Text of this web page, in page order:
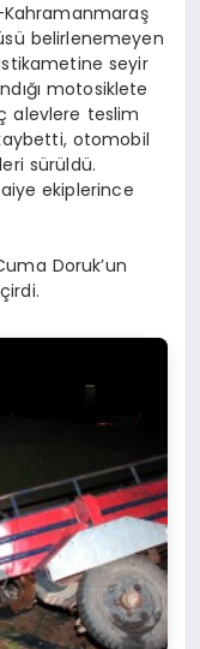
belirlenemeyen
seyir
motosiklete
alevlere teslim
otomobil
sürüldü.
ekiplerince
Doruk’un